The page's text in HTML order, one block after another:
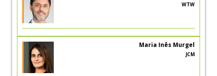
WTW
Maria Inês Murgel
JCM